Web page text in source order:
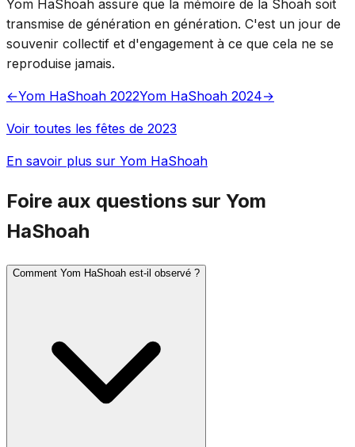
Yom HaShoah assure que la mémoire de la Shoah soit
transmise de génération en génération. C'est un jour de
souvenir collectif et d'engagement à ce que cela ne se
reproduise jamais.
←Yom HaShoah 2022Yom HaShoah 2024→
Voir toutes les fêtes de 2023
En savoir plus sur Yom HaShoah
Foire aux questions sur Yom
HaShoah
Comment Yom HaShoah est-il observé ?